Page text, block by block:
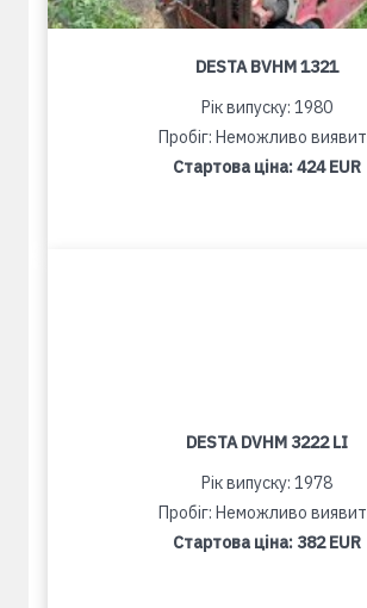
DESTA BVHM 1321
Рік випуску: 1980
Пробіг: Неможливо
Стартова ціна:424 EUR
DESTA DVHM 3222 LI
Рік випуску: 1978
Пробіг: Неможливо
Стартова ціна: 382 EUR